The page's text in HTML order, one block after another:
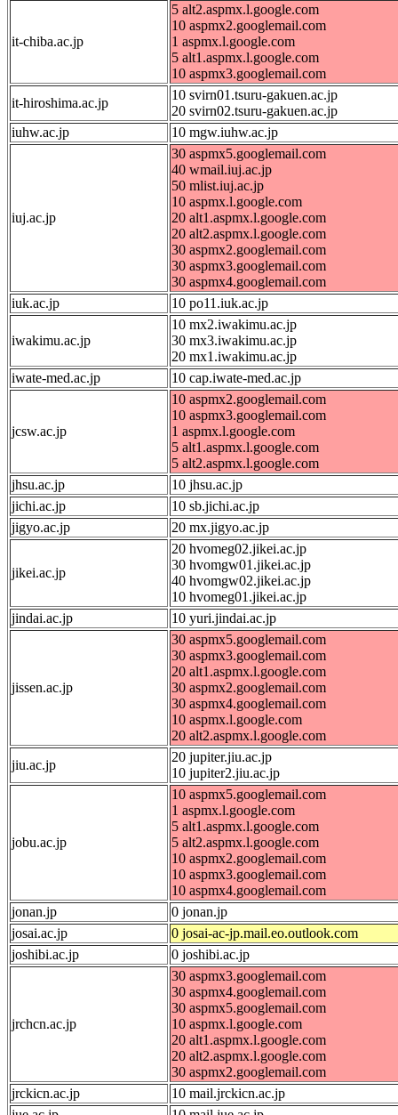
it-chiba.ac.jp
5 alt2.aspmx.l.google.com
10 aspmx2.googlemail.com
1 aspmx.l.google.com
5 alt1.aspmx.l.google.com
10 aspmx3.googlemail.com
it-hiroshima.ac.jp
10 svirn01.tsuru-gakuen.ac.jp
20 svirn02.tsuru-gakuen.ac.jp
iuhw.ac.jp
10 mgw.iuhw.ac.jp
iuj.ac.jp
30 aspmx5.googlemail.com
40 wmail.iuj.ac.jp
50 mlist.iuj.ac.jp
10 aspmx.l.google.com
20 alt1.aspmx.l.google.com
20 alt2.aspmx.l.google.com
30 aspmx2.googlemail.com
30 aspmx3.googlemail.com
30 aspmx4.googlemail.com
iuk.ac.jp
10 po11.iuk.ac.jp
iwakimu.ac.jp
10 mx2.iwakimu.ac.jp
30 mx3.iwakimu.ac.jp
20 mx1.iwakimu.ac.jp
iwate-med.ac.jp
10 cap.iwate-med.ac.jp
jcsw.ac.jp
10 aspmx2.googlemail.com
10 aspmx3.googlemail.com
1 aspmx.l.google.com
5 alt1.aspmx.l.google.com
5 alt2.aspmx.l.google.com
jhsu.ac.jp
10 jhsu.ac.jp
jichi.ac.jp
10 sb.jichi.ac.jp
jigyo.ac.jp
20 mx.jigyo.ac.jp
jikei.ac.jp
20 hvomeg02.jikei.ac.jp
30 hvomgw01.jikei.ac.jp
40 hvomgw02.jikei.ac.jp
10 hvomeg01.jikei.ac.jp
jindai.ac.jp
10 yuri.jindai.ac.jp
jissen.ac.jp
30 aspmx5.googlemail.com
30 aspmx3.googlemail.com
20 alt1.aspmx.l.google.com
30 aspmx2.googlemail.com
30 aspmx4.googlemail.com
10 aspmx.l.google.com
20 alt2.aspmx.l.google.com
jiu.ac.jp
20 jupiter.jiu.ac.jp
10 jupiter2.jiu.ac.jp
jobu.ac.jp
10 aspmx5.googlemail.com
1 aspmx.l.google.com
5 alt1.aspmx.l.google.com
5 alt2.aspmx.l.google.com
10 aspmx2.googlemail.com
10 aspmx3.googlemail.com
10 aspmx4.googlemail.com
jonan.jp
0 jonan.jp
josai.ac.jp
0 josai-ac-jp.mail.eo.outlook.com
joshibi.ac.jp
0 joshibi.ac.jp
jrchcn.ac.jp
30 aspmx3.googlemail.com
30 aspmx4.googlemail.com
30 aspmx5.googlemail.com
10 aspmx.l.google.com
20 alt1.aspmx.l.google.com
20 alt2.aspmx.l.google.com
30 aspmx2.googlemail.com
jrckicn.ac.jp
10 mail.jrckicn.ac.jp